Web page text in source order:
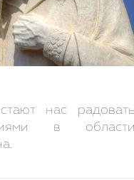
нас
в